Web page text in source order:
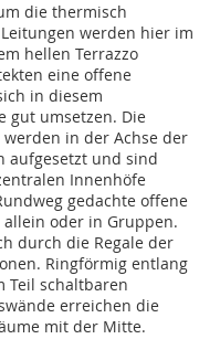
die thermisch
werden hier im
hellen Terrazzo
eine offene
in diesem
gut umsetzen. Die
werden in der Achse der
aufgesetzt und sind
Innenhöfe
gedachte offene
oder in Gruppen.
durch die Regale der
Ringförmig entlang
Teil schaltbaren
erreichen die
mit der Mitte.